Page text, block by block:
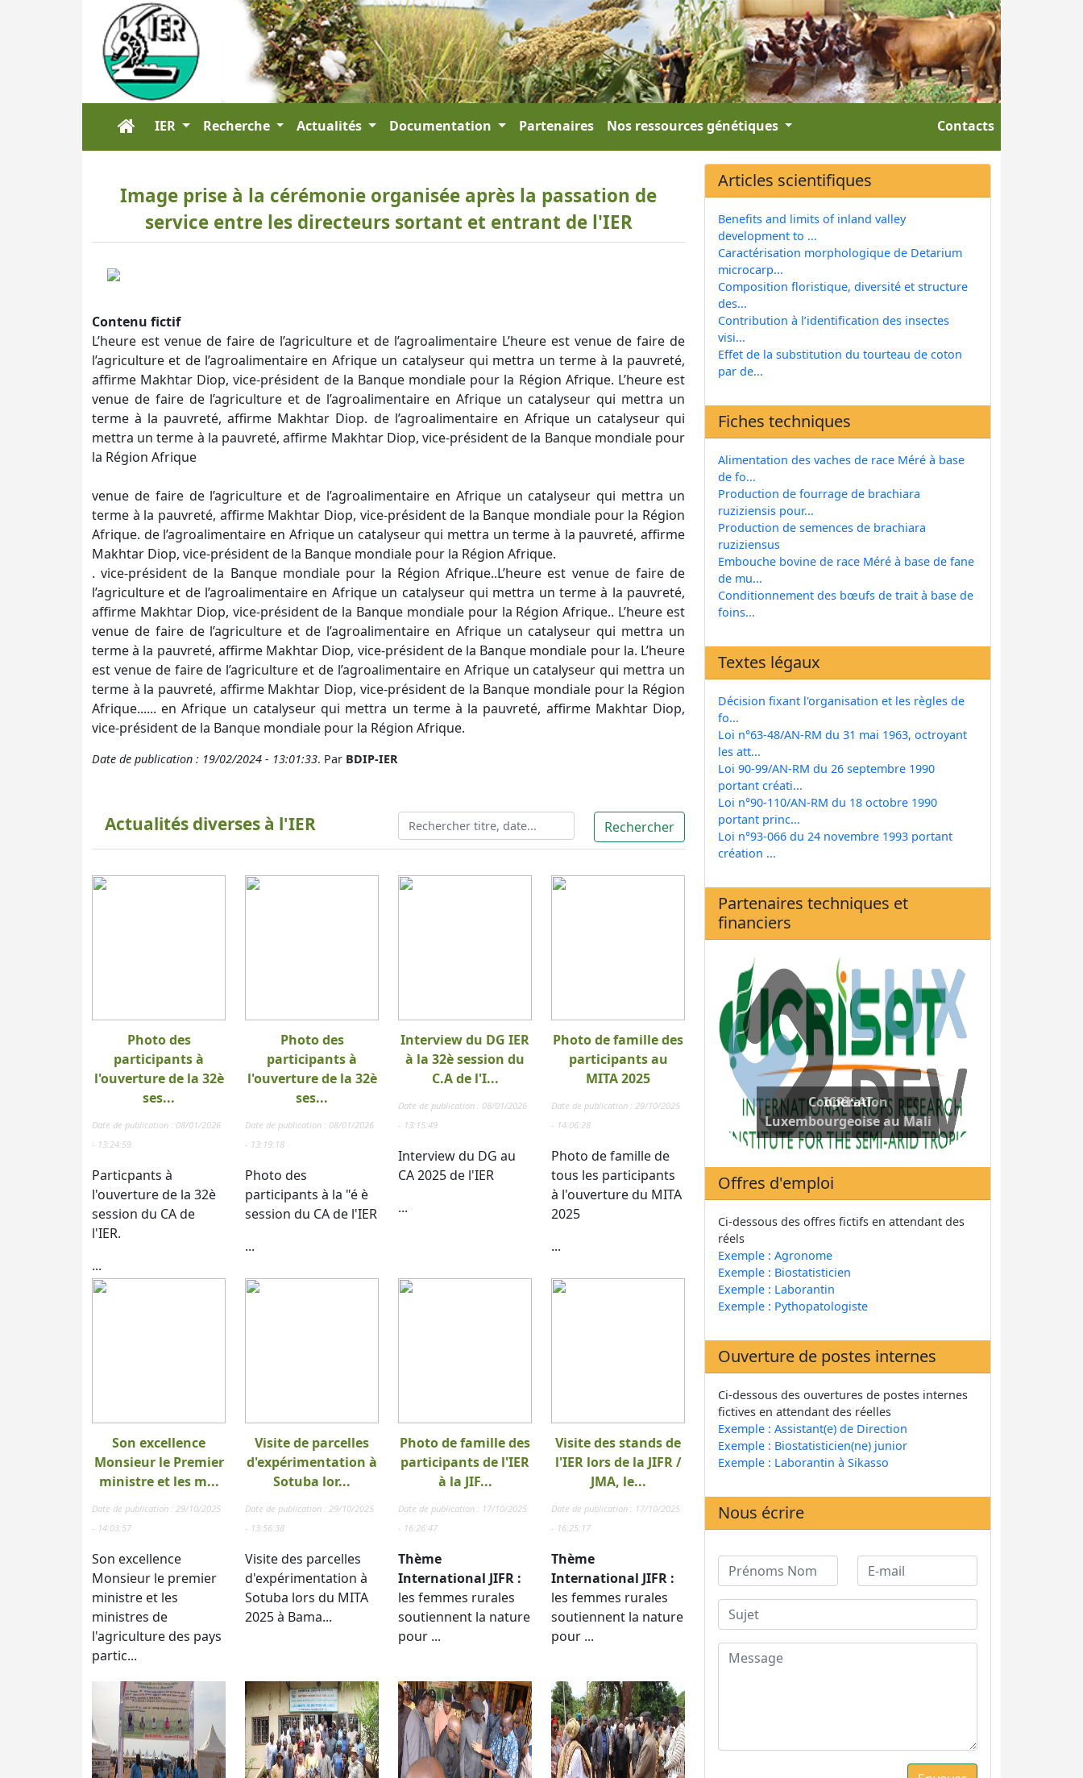
IER Recherche Actualités Documentation Partenaires Nos ressources génétiques Contacts
Image prise à la cérémonie organisée après la passation de
service entre les directeurs sortant et entrant de l'IER
Contenu fictif
L’heure est venue de faire de l’agriculture et de l’agroalimentaire L’heure est venue de faire de
l’agriculture et de l’agroalimentaire en Afrique un catalyseur qui mettra un terme à la pauvreté,
affirme Makhtar Diop, vice-président de la Banque mondiale pour la Région Afrique. L’heure est
venue de faire de l’agriculture et de l’agroalimentaire en Afrique un catalyseur qui mettra un
terme à la pauvreté, affirme Makhtar Diop. de l’agroalimentaire en Afrique un catalyseur qui
mettra un terme à la pauvreté, affirme Makhtar Diop, vice-président de la Banque mondiale pour
la Région Afrique
venue de faire de l’agriculture et de l’agroalimentaire en Afrique un catalyseur qui mettra un
terme à la pauvreté, affirme Makhtar Diop, vice-président de la Banque mondiale pour la Région
Afrique. de l’agroalimentaire en Afrique un catalyseur qui mettra un terme à la pauvreté, affirme
Makhtar Diop, vice-président de la Banque mondiale pour la Région Afrique.
. vice-président de la Banque mondiale pour la Région Afrique..L’heure est venue de faire de
l’agriculture et de l’agroalimentaire en Afrique un catalyseur qui mettra un terme à la pauvreté,
affirme Makhtar Diop, vice-président de la Banque mondiale pour la Région Afrique.. L’heure est
venue de faire de l’agriculture et de l’agroalimentaire en Afrique un catalyseur qui mettra un
terme à la pauvreté, affirme Makhtar Diop, vice-président de la Banque mondiale pour la. L’heure
est venue de faire de l’agriculture et de l’agroalimentaire en Afrique un catalyseur qui mettra un
terme à la pauvreté, affirme Makhtar Diop, vice-président de la Banque mondiale pour la Région
Afrique...... en Afrique un catalyseur qui mettra un terme à la pauvreté, affirme Makhtar Diop,
vice-président de la Banque mondiale pour la Région Afrique.
Date de publication : 19/02/2024 - 13:01:33. Par BDIP-IER
Actualités diverses à l'IER
Photo des
participants à
l'ouverture de la 32è
ses...
Date de publication : 08/01/2026
- 13:24:59
Particpants à
l'ouverture de la 32è
session du CA de
l'IER.
...
Photo des
participants à
l'ouverture de la 32è
ses...
Date de publication : 08/01/2026
- 13:19:18
Photo des
participants à la "é è
session du CA de l'IER
...
Interview du DG IER
à la 32è session du
C.A de l'I...
Date de publication : 08/01/2026
- 13:15:49
Interview du DG au
CA 2025 de l'IER
...
Photo de famille des
participants au
MITA 2025
Date de publication : 29/10/2025
- 14:06:28
Photo de famille de
tous les participants
à l'ouverture du MITA
2025
...
Son excellence
Monsieur le Premier
ministre et les m...
Date de publication : 29/10/2025
- 14:03:57
Son excellence
Monsieur le premier
ministre et les
ministres de
l'agriculture des pays
partic...
Visite de parcelles
d'expérimentation à
Sotuba lor...
Date de publication : 29/10/2025
- 13:56:38
Visite des parcelles
d'expérimentation à
Sotuba lors du MITA
2025 à Bama...
Photo de famille des
participants de l'IER
à la JIF...
Date de publication : 17/10/2025
- 16:26:47
Thème
International JIFR :
les femmes rurales
soutiennent la nature
pour ...
Visite des stands de
l'IER lors de la JIFR /
JMA, le...
Date de publication : 17/10/2025
- 16:25:17
Thème
International JIFR :
les femmes rurales
soutiennent la nature
pour ...
Articles scientifiques
Benefits and limits of inland valley
development to ...
Caractérisation morphologique de Detarium
microcarp...
Composition floristique, diversité et structure
des...
Contribution à l’identification des insectes
visi...
Effet de la substitution du tourteau de coton
par de...
Fiches techniques
Alimentation des vaches de race Méré à base
de fo...
Production de fourrage de brachiara
ruziziensis pour...
Production de semences de brachiara
ruziziensus
Embouche bovine de race Méré à base de fane
de mu...
Conditionnement des bœufs de trait à base de
foins...
Textes légaux
Décision fixant l'organisation et les règles de
fo...
Loi n°63-48/AN-RM du 31 mai 1963, octroyant
les att...
Loi 90-99/AN-RM du 26 septembre 1990
portant créati...
Loi n°90-110/AN-RM du 18 octobre 1990
portant princ...
Loi n°93-066 du 24 novembre 1993 portant
création ...
Partenaires techniques et
financiers
Coopération
Luxembourgeoise au Mali
Offres d'emploi
Ci-dessous des offres fictifs en attendant des
réels
Exemple : Agronome
Exemple : Biostatisticien
Exemple : Laborantin
Exemple : Pythopatologiste
Ouverture de postes internes
Ci-dessous des ouvertures de postes internes
fictives en attendant des réelles
Exemple : Assistant(e) de Direction
Exemple : Biostatisticien(ne) junior
Exemple : Laborantin à Sikasso
Nous écrire